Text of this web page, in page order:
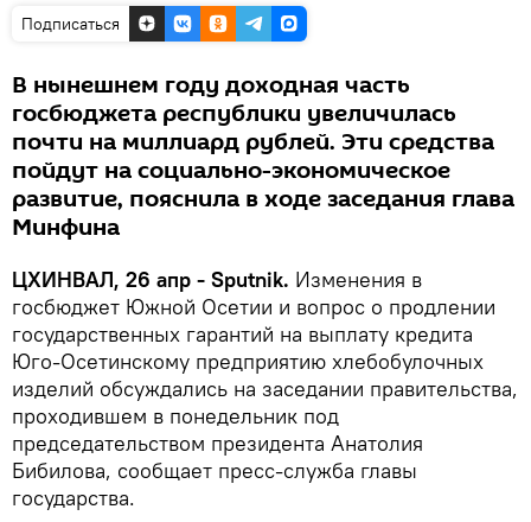
Подписаться
В нынешнем году доходная часть
госбюджета республики увеличилась
почти на миллиард рублей. Эти средства
пойдут на социально-экономическое
развитие, пояснила в ходе заседания глава
Минфина
ЦХИНВАЛ, 26 апр - Sputnik. Изменения в
госбюджет Южной Осетии и вопрос о продлении
государственных гарантий на выплату кредита
Юго-Осетинскому предприятию хлебобулочных
изделий обсуждались на заседании правительства,
проходившем в понедельник под
председательством президента Анатолия
Бибилова, сообщает пресс-служба главы
государства.